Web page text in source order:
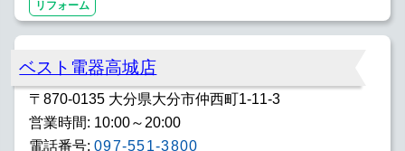
リフォーム
ベスト電器高城店
〒870-0135 大分県大分市仲西町1-11-3
営業時間: 10:00～20:00
電話番号: 097-551-3800